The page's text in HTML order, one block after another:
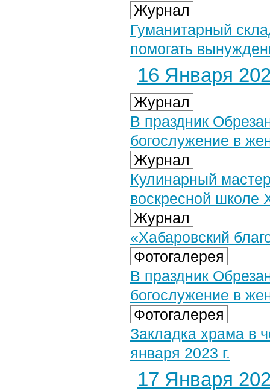
Журнал
Гуманитарный
помогать
16 Января
Журнал
В праздник
богослужение в
Журнал
Кулинарный
воскресной школе
Журнал
«Хабаровский
Фотогалерея
В праздник
богослужение в
Фотогалерея
Закладка храма в
января 2023 г.
17 Января